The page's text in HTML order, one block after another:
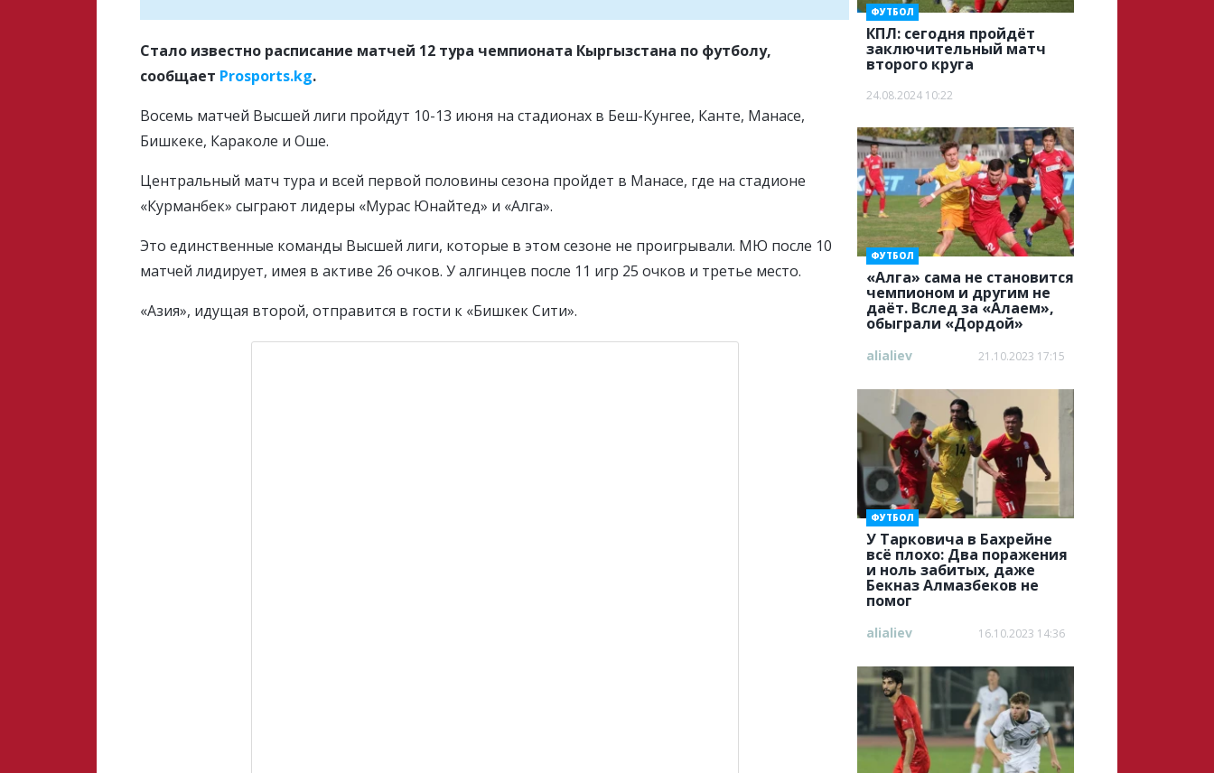
Стало известно расписание матчей 12 тура чемпионата Кыргызстана по футболу,
сообщает Prosports.kg.
Восемь матчей Высшей лиги пройдут 10-13 июня на стадионах в Беш-Кунгее, Канте, Манасе,
Бишкеке, Караколе и Оше.
Центральный матч тура и всей первой половины сезона пройдет в Манасе, где на стадионе
«Курманбек» сыграют лидеры «Мурас Юнайтед» и «Алга».
Это единственные команды Высшей лиги, которые в этом сезоне не проигрывали. МЮ после 10
матчей лидирует, имея в активе 26 очков. У алгинцев после 11 игр 25 очков и третье место.
«Азия», идущая второй, отправится в гости к «Бишкек Сити».
КПЛ: сегодня пройдёт
заключительный матч
второго круга
ФУТБОЛ
24.08.2024 10:22
«Алга» cама не становится
чемпионом и другим не
даёт. Вслед за «Алаем»,
обыграли «Дордой»
ФУТБОЛ
alialiev 21.10.2023 17:15
У Тарковича в Бахрейне
всё плохо: Два поражения
и ноль забитых, даже
Бекназ Алмазбеков не
помог
ФУТБОЛ
alialiev 16.10.2023 14:36